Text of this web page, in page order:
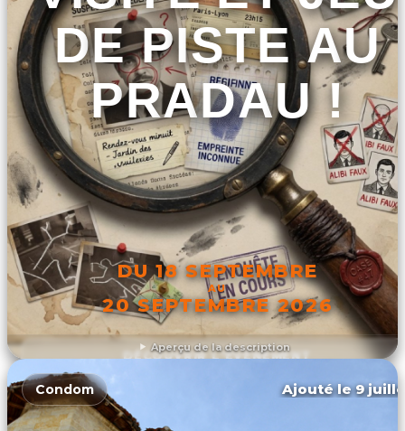
Aperçu de la description
DE PISTE AU
PRADAU !
DU 18 SEPTEMBRE
AU
20 SEPTEMBRE 2026
DÉCOUVRIR L'ÉVÉNEMENT
Condom Ajouté le 9